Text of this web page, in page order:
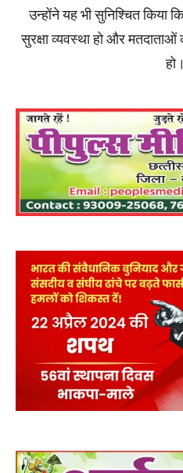
उन्होंने यह भी सुनिश्चित किया
सुरक्षा व्यवस्था हो और
हो।